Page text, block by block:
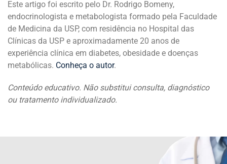
Este artigo foi escrito pelo Dr. Rodrigo Bomeny,
endocrinologista e metabologista formado pela Faculdade
de Medicina da USP, com residência no Hospital das
Clínicas da USP e aproximadamente 20 anos de
experiência clínica em diabetes, obesidade e doenças
metabólicas. Conheça o autor.
Conteúdo educativo. Não substitui consulta, diagnóstico
ou tratamento individualizado.